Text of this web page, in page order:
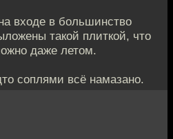
входе в большинство
такой плиткой, что
даже летом.
соплями всё намазано.